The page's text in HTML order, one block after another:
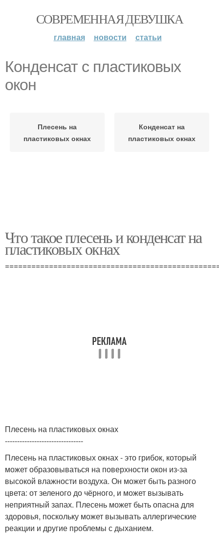
СОВРЕМЕННАЯ ДЕВУШКА
главная новости статьи
Конденсат с пластиковых
окон
Плесень на
пластиковых окнах
Конденсат на
пластиковых окнах
Что такое плесень и конденсат на
пластиковых окнах
Плесень на пластиковых окнах
--------------------------------
Плесень на пластиковых окнах - это грибок, который
может образовываться на поверхности окон из-за
высокой влажности воздуха. Он может быть разного
цвета: от зеленого до чёрного, и может вызывать
неприятный запах. Плесень может быть опасна для
здоровья, поскольку может вызывать аллергические
реакции и другие проблемы с дыханием.